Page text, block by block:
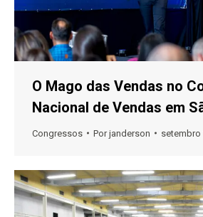
O Mago das Vendas no
Nacional de Vendas em
Congressos Porjanderson setembro